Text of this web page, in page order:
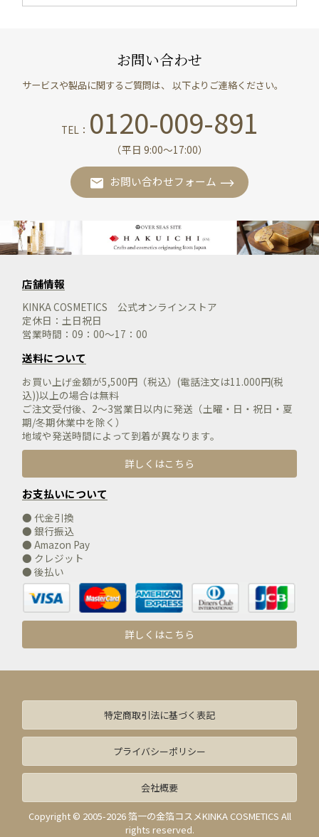
お問い合わせ
サービスや製品に関するご質問は、 以下よりご連絡ください。
TEL： 0120-009-891
（平日 9:00〜17:00）
お問い合わせフォーム
店舗情報
KINKA COSMETICS 公式オンラインストア
定休日：土日祝日
営業時間：09：00～17：00
送料について
お買い上げ金額が5,500円（税込）(電話注文は11.000円(税
込))以上の場合は無料
ご注文受付後、2～3営業日以内に発送（土曜・日・祝日・夏
期/冬期休業中を除く）
地域や発送時間によって到着が異なります。
詳しくはこちら
お支払いについて
● 代金引換
● 銀行振込
● Amazon Pay
● クレジット
● 後払い
詳しくはこちら
特定商取引法に基づく表記
プライバシーポリシー
会社概要
Copyright © 2005-2026 箔一の金箔コスメKINKA COSMETICS All
rights reserved.